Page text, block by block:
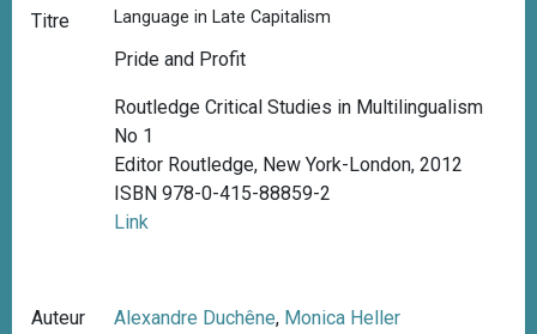
Titre Language in Late Capitalism
Pride and Profit
Routledge Critical Studies in Multilingualism
No 1
Editor Routledge, New York-London, 2012
ISBN 978-0-415-88859-2
Link
Auteur
Alexandre Duchêne, Monica Heller